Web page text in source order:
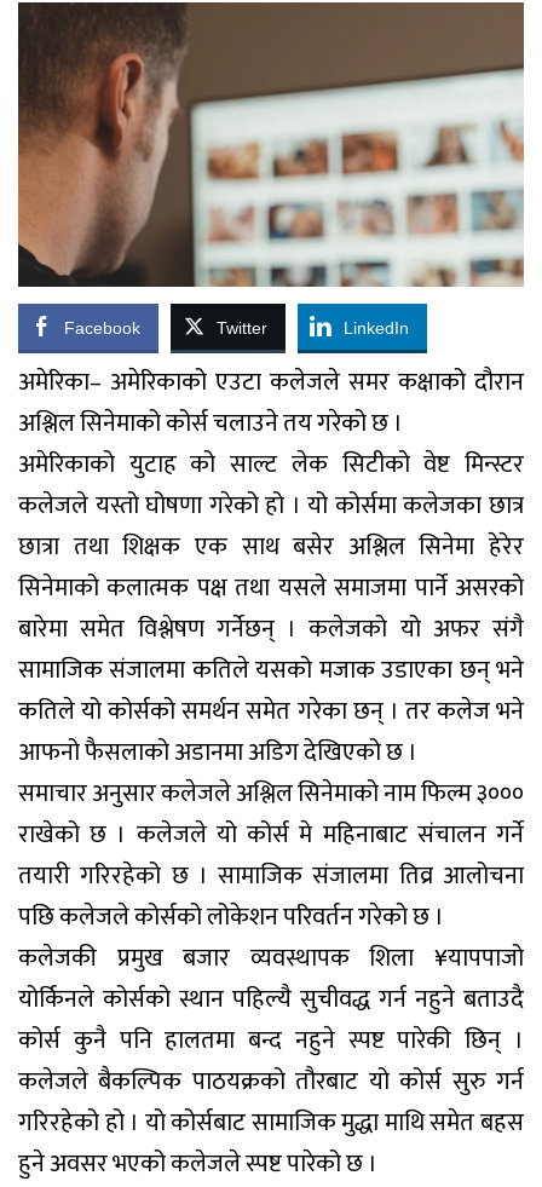
Facebook Twitter LinkedIn
अमेरिका– अमेरिकाको एउटा कलेजले समर कक्षाको दौरान
अश्लिल सिनेमाको कोर्स चलाउने तय गरेको छ ।
अमेरिकाको युटाह को साल्ट लेक सिटीको वेष्ट मिन्स्टर
कलेजले यस्तो घोषणा गरेको हो । यो कोर्समा कलेजका छात्र
छात्रा तथा शिक्षक एक साथ बसेर अश्लिल सिनेमा हेरेर
सिनेमाको कलात्मक पक्ष तथा यसले समाजमा पार्ने असरको
बारेमा समेत विश्लेषण गर्नेछन् । कलेजको यो अफर संगै
सामाजिक संजालमा कतिले यसको मजाक उडाएका छन् भने
कतिले यो कोर्सको समर्थन समेत गरेका छन् । तर कलेज भने
आफनो फैसलाको अडानमा अडिग देखिएको छ ।
समाचार अनुसार कलेजले अश्लिल सिनेमाको नाम फिल्म ३०००
राखेको छ । कलेजले यो कोर्स मे महिनाबाट संचालन गर्ने
तयारी गरिरहेको छ । सामाजिक संजालमा तिव्र आलोचना
पछि कलेजले कोर्सको लोकेशन परिवर्तन गरेको छ ।
कलेजकी प्रमुख बजार व्यवस्थापक शिला ¥यापपाजो
योर्किनले कोर्सको स्थान पहिल्यै सुचीवद्ध गर्न नहुने बताउदै
कोर्स कुनै पनि हालतमा बन्द नहुने स्पष्ट पारेकी छिन् ।
कलेजले बैकल्पिक पाठयक्रको तौरबाट यो कोर्स सुरु गर्न
गरिरहेको हो । यो कोर्सबाट सामाजिक मुद्धा माथि समेत बहस
हुने अवसर भएको कलेजले स्पष्ट पारेको छ ।